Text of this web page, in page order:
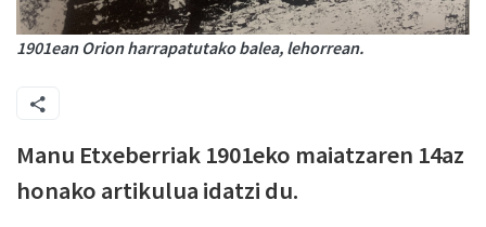
1901ean Orion harrapatutako balea, lehorrean.
Manu Etxeberriak 1901eko maiatzaren 14az
honako artikulua idatzi du.